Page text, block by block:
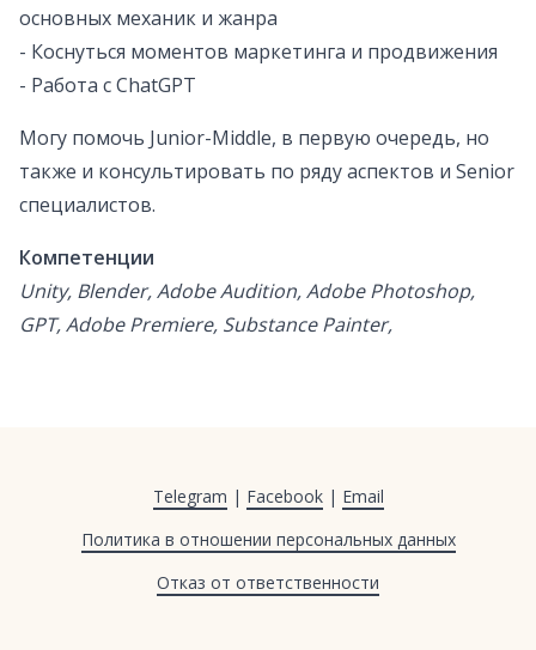
основных механик и жанра
- Коснуться моментов маркетинга и продвижения
- Работа с ChatGPT
Могу помочь Junior-Middle, в первую очередь, но
также и консультировать по ряду аспектов и Senior
специалистов.
Компетенции
Unity, Blender, Adobe Audition, Adobe Photoshop,
GPT, Adobe Premiere, Substance Painter,
Telegram | Facebook| Email
Политика в отношении персональных данных
Отказ от ответственности